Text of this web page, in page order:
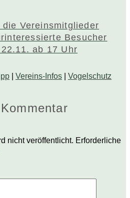
Vereinsmitglieder
Besucher
ab 17 Uhr
Vereins-Infos Vogelschutz
nicht veröffentlicht. Erforderliche